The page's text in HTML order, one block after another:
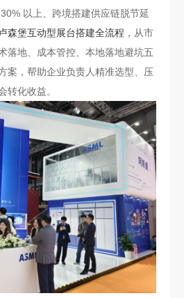
以上、跨境搭建供应链脱节延
卢森堡互动型展台搭建全流程 ，从市
落地、成本管控、本地落地避坑五
案，帮助企业负责人精准选型、压
转化收益。